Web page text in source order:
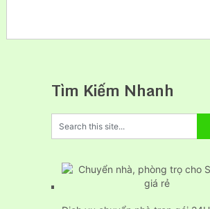
Tìm Kiếm Nhanh